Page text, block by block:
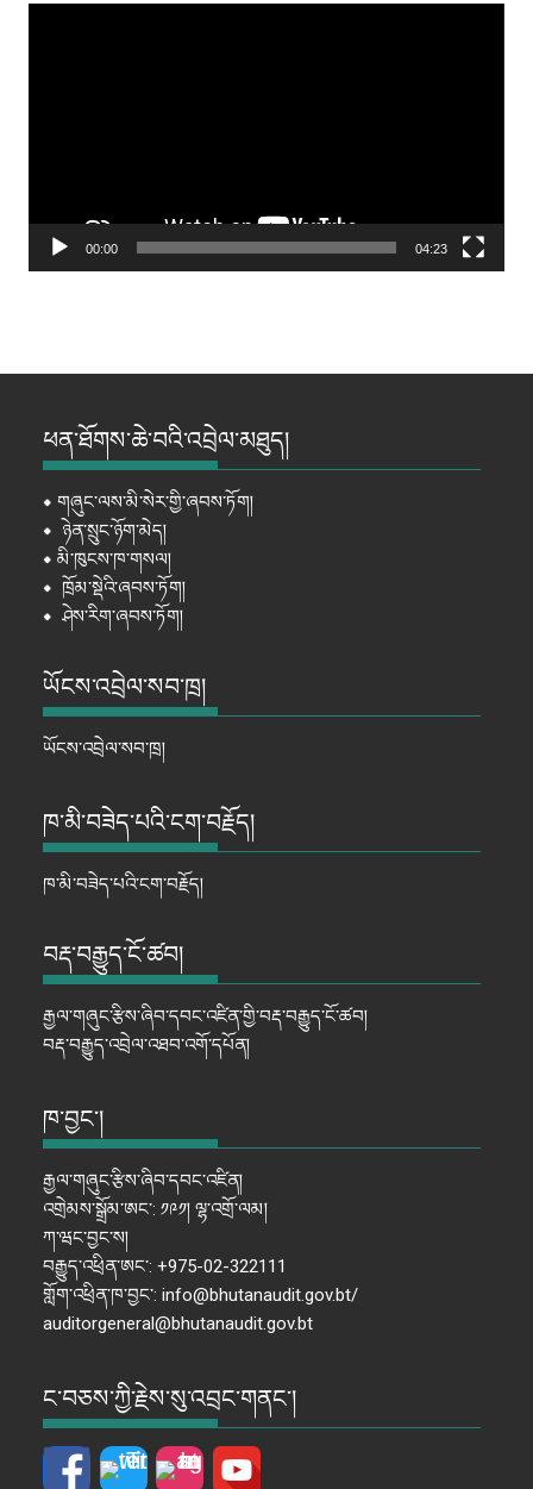
00:00 04:23
ཕན་ཐོགས་ཆེ་བའི་འབྲེལ་མཐུད།
⦁གཞུང་ལས་མི་སེར་གྱི་ཞབས་ཏོག།
⦁ ཉེན་སྲུང་ཉོག་མེད།
⦁ མི་ཁུངས་ཁ་གསལ།
⦁ ཁྲོམ་སྡེའི་ཞབས་ཏོག།
⦁ཤེས་རིག་ཞབས་ཏོག།
ཡོངས་འབྲེལ་སབ་ཁྲ།
ཡོངས་འབྲེལ་སབ་ཁྲ།
ཁ་མི་བཟེད་པའི་ངག་བརྗོད།
ཁ་མི་བཟེད་པའི་ངག་བརྗོད།
བརྡ་བརྒྱུད་ངོ་ཚབ།
རྒྱལ་གཞུང་རྩིས་ཞིབ་དབང་འཛིན་གྱི་བརྡ་བརྒྱུད་ངོ་ཚབ།
བརྡ་བརྒྱུད་འབྲེལ་འཐབ་འགོ་དཔོན།
ཁ་བྱང་།
རྒྱལ་གཞུང་རྩིས་ཞིབ་དབང་འཛིན།
འགྲེམས་སྒྲོམ་ཨང་: ༡༩༡། ལྷ་འགྲོ་ལམ།
ཀ་ཝང་བྱང་ས།
བརྒྱུད་འཕྲིན་ཨང་: +975-02-322111
གློག་འཕྲིན་ཁ་བྱང་: info@bhutanaudit.gov.bt/
auditorgeneral@bhutanaudit.gov.bt
ང་བཅས་ཀྱི་རྗེས་སུ་འབྲང་གནང་།